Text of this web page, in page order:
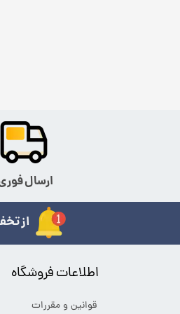
از
اطلاعات فروشگاه
قوانین و مقررات
ارسال